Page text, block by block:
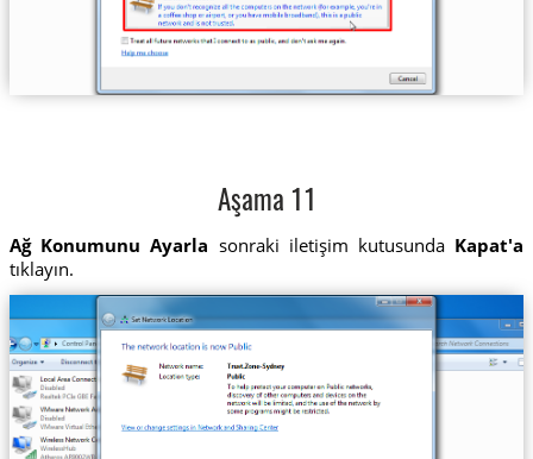
Aşama 11
Ağ Konumunu Ayarla sonraki iletişim kutusunda Kapat'a
tıklayın.